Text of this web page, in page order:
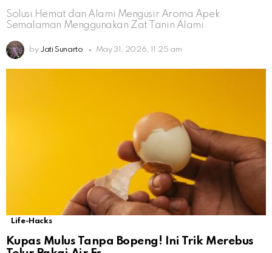
Solusi Hemat dan Alami Mengusir Aroma Apek
Semalaman Menggunakan Zat Tanin Alami
by Jati Sunarto May 31, 2026, 11:25 am
Life-Hacks
Kupas Mulus Tanpa Bopeng! Ini Trik Merebus